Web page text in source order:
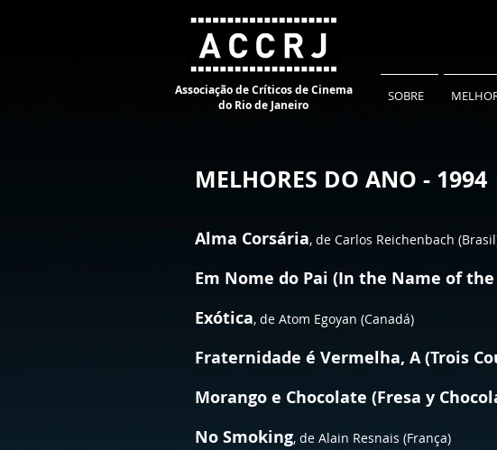
Associação de Críticos de Cinema
do Rio de Janeiro
SOBRE
MELHORES DO ANO - 1994
Alma Corsária, de Carlos Reichenbach
Em Nome do Pai (In the Name of
Exótica, de Atom Egoyan (Canadá)
Fraternidade é Vermelha, A (Trois
Morango e Chocolate (Fresa y
No Smoking, de Alain Resnais (França)